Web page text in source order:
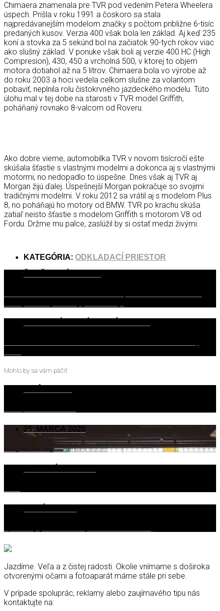
Chimaera znamenala pre TVR pod vedením Petera Wheelera
úspech. Prišla v roku 1991 a čoskoro sa stala
najpredávanejším modelom značky s počtom približne 6-tisíc
predaných kusov. Verzia 400 však bola len základ. Aj keď 235
koní a stovka za 5 sekúnd bol na začiatok 90-tych rokov viac
ako slušný základ. V ponuke však boli aj verzie 400 HC (High
Compresion), 430, 450 a vrcholná 500, v ktorej to objem
motora dotiahol až na 5 litrov. Chimaera bola vo výrobe až
do roku 2003 a hoci vedela celkom slušne za volantom
pobaviť, neplnila rolu čistokrvného jazdeckého modelu. Túto
úlohu mal v tej dobe na starosti v TVR model Griffith,
poháňaný rovnako 8-valcom od Roveru.
Ako dobre vieme, automobilka TVR v novom tisícročí ešte
skúšala šťastie s vlastnými modelmi a dokonca aj s vlastnými
motormi, no nedopadlo to úspešne. Dnes však aj TVR aj
Morgan žijú ďalej. Úspešnejší Morgan pokračuje so svojimi
tradičnými modelmi. V roku 2012 sa vrátil aj s modelom Plus
8, no poháňajú ho motory od BMW. TVR po krachu skúša
zatiaľ neisto šťastie s modelom Griffith s motorom V8 od
Fordu. Držme mu palce, zaslúžil by si ostať medzi živými.
KATEGÓRIA: ODKLADACÍ PRIESTOR
Mohlo by sa vám páčiť
25. MARCA 2020
Ako vyzerá Trackday na legendárej Monze?
Jazdíme. Veľa a z čistej radosti. Okolie vnímame s doširoka
otvorenými očami a fotoaparát máme stále pri sebe.
V prípade spoluprác, reklamy alebo zaujímavého tipu nás
kontaktujte na: